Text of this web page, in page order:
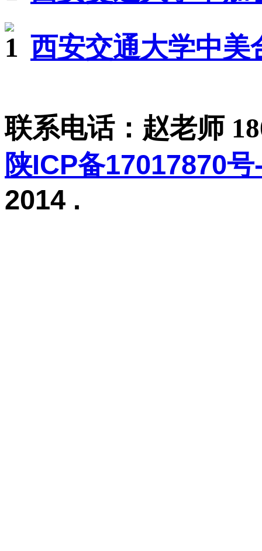
西安交通大学中
联系电话：赵老师
陕ICP备17017870号
2014 .